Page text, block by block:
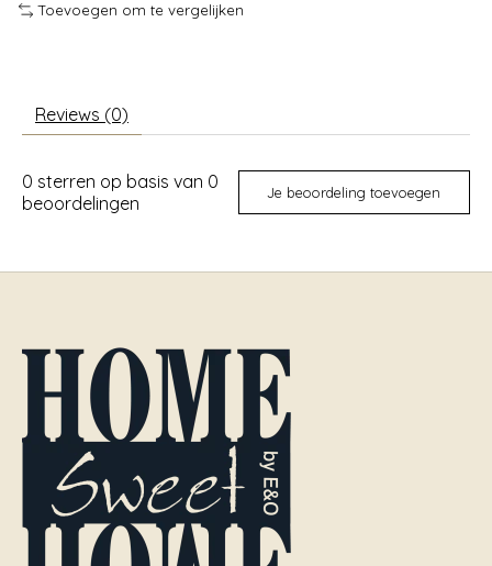
Toevoegen om te vergelijken
Reviews (0)
0 sterren op basis van 0
beoordelingen
Je beoordeling toevoegen